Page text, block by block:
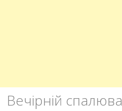
Вечірній